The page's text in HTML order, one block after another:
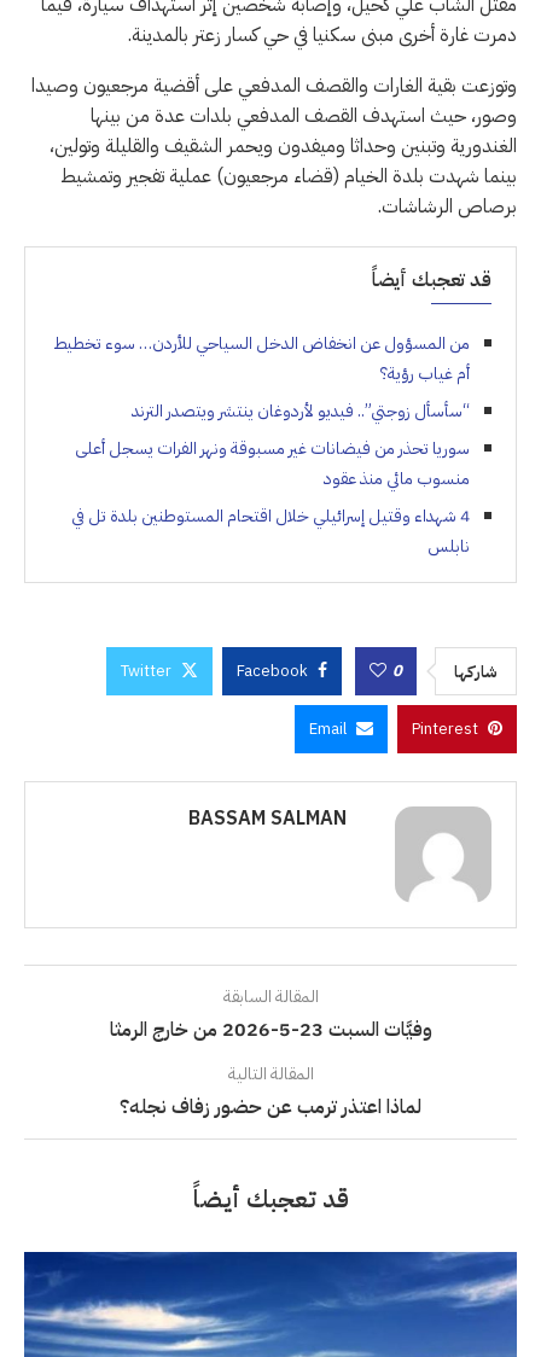
دمرت غارة أخرى مبنى سكنيا في حي كسار زعتر بالمدينة.
وتوزعت بقية الغارات والقصف المدفعي على أقضية مرجعيون وصيدا
وصور، حيث استهدف القصف المدفعي بلدات عدة من بينها
الغندورية وتبنين وحداثا وميفدون ويحمر الشقيف والقليلة وتولين،
بينما شهدت بلدة الخيام (قضاء مرجعيون) عملية تفجير وتمشيط
برصاص الرشاشات.
قد تعجبك أيضاً
من المسؤول عن انخفاض الدخل السياحي للأردن… سوء تخطيط
أم غياب رؤية؟
“سأسأل زوجتي”.. فيديو لأردوغان ينتشر ويتصدر الترند
سوريا تحذر من فيضانات غير مسبوقة ونهر الفرات يسجل أعلى
منسوب مائي منذ عقود
4 شهداء وقتيل إسرائيلي خلال اقتحام المستوطنين بلدة تل في
نابلس
شاركها 0
Facebook
Twitter
Pinterest
Email
BASSAM SALMAN
المقالة السابقة
وفيَّات السبت 23-5-2026 من خارج الرمثا
المقالة التالية
لماذا اعتذر ترمب عن حضور زفاف نجله؟
قد تعجبك أيضاً